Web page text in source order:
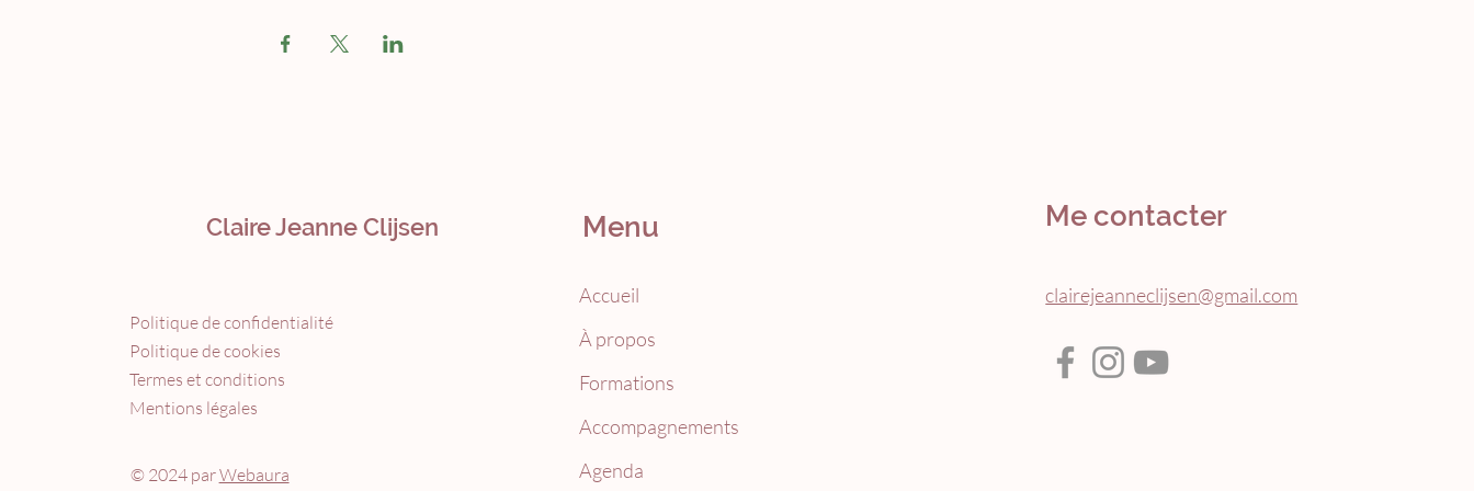
Claire Jeanne Clijsen
Politique de confidentialité
Politique de cookies
Termes et conditions
Mentions légales
© 2024 parWebaura
Menu
Accueil
À propos
Formations
Accompagnements
Agenda
Me contacter
clairejeanneclijsen@gmail.com